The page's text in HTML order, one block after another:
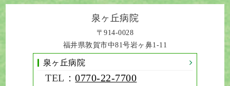
泉ヶ丘病院
〒914-0028
福井県敦賀市中81号岩ヶ鼻1-11
泉ヶ丘病院
TEL：0770-22-7700